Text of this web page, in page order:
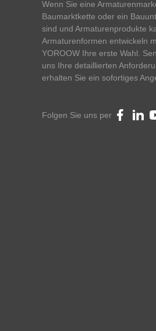
Wenn Sie eine
Baumarktkette oder ein
sind und Armaturenprodukte
Armaturenformen entwickeln
YOROOW Ihre erste Wahl.
uns Ihre detaillierten
erhalten Sie ein sofortiges
Folgen Sie uns per